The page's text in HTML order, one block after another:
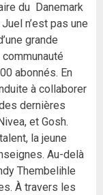
du Danemark
n’est pas une
grande
abonnés. En
à collaborer
dernières
et Gosh.
la jeune
Au-delà
Thembelihle
À travers les